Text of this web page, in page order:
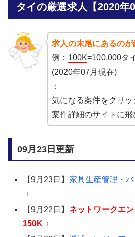
タイの厳選求人【2020年
求人の末尾にあるのが
例： 100K=100,000タ
(2020年07月現在)
：
気になる案件をクリッ
案件詳細のサイトに飛
09月23日更新
【9月23日】家具生産管理・
【9月22日】ネットワークエ
150K